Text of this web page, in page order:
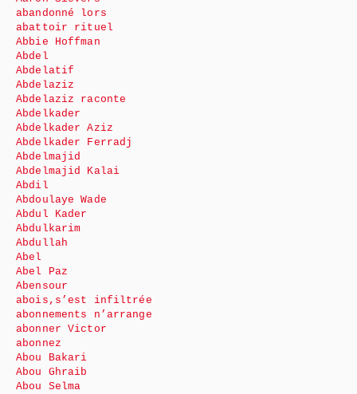
abandonné lors
abattoir rituel
Abbie Hoffman
Abdel
Abdelatif
Abdelaziz
Abdelaziz raconte
Abdelkader
Abdelkader Aziz
Abdelkader Ferradj
Abdelmajid
Abdelmajid Kalai
Abdil
Abdoulaye Wade
Abdul Kader
Abdulkarim
Abdullah
Abel
Abel Paz
Abensour
abois,s’est infiltrée
abonnements n’arrange
abonner Victor
abonnez
Abou Bakari
Abou Ghraib
Abou Selma